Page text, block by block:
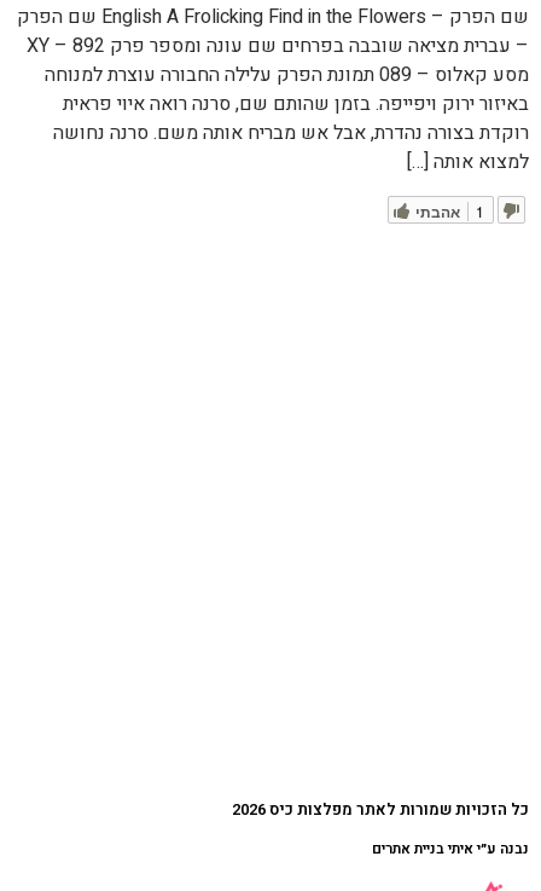
שם הפרק – English A Frolicking Find in the Flowers שם הפרק
– עברית מציאה שובבה בפרחים שם עונה ומספר פרק XY – 892
מסע קאלוס – 089 תמונת הפרק עלילה החבורה עוצרת למנוחה
באיזור ירוק ויפייפה. בזמן שהותם שם, סרנה רואה איוי פראית
רוקדת בצורה נהדרת, אבל אש מבריח אותה משם. סרנה נחושה
למצוא אותה […]
אהבתי 1
כל הזכויות שמורות לאתר מפלצות כיס 2026
נבנה ע״י איתי בניית אתרים